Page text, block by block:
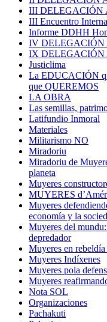
III DELEGACIÓN
III Encuentro
Informe DDHH
IV DELEGACIÓN
IX DELEGACIÓN
Justiclima
La EDUCACIÓN
que QUEREMOS
LA OBRA
Las semillas,
Latifundio Inmoral
Materiales
Militarismo NO
Miradoriu
Miradoriu de
planeta
Muyeres
MUYERES
Muyeres
economía y la
Muyeres del
depredador
Muyeres en
Muyeres Indíxenes
Muyeres pola
Muyeres
Nota SOL
Organizaciones
Pachakuti